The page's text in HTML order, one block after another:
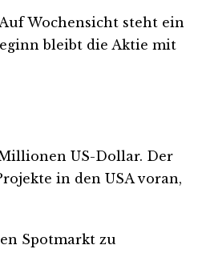
Wochensicht steht ein
bleibt die Aktie mit
US-Dollar. Der
in den USA voran,
Spotmarkt zu